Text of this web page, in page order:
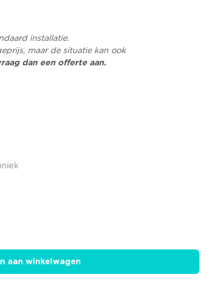
installatie.
maar de situatie kan ook
dan een offerte aan.
aan winkelwagen